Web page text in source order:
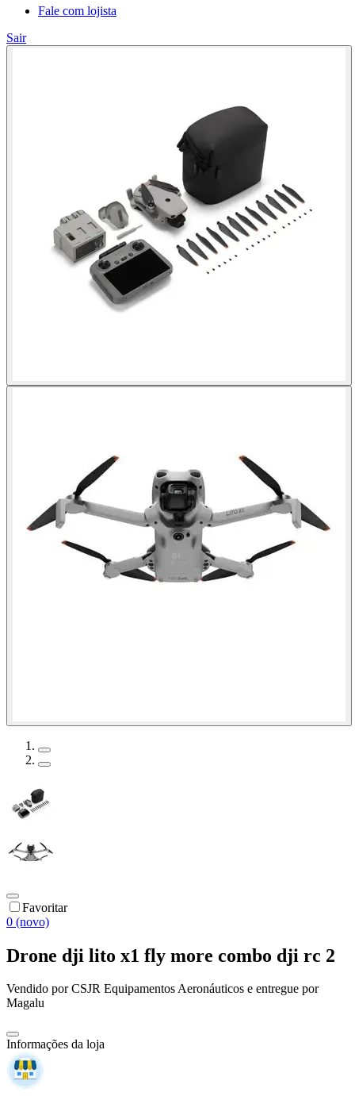
Fale com lojista
Sair
Favoritar
0 (novo)
Drone dji lito x1 fly more combo dji rc 2
Vendido porCSJR Equipamentos Aeronáuticos e entregue por
Magalu
Informações da loja